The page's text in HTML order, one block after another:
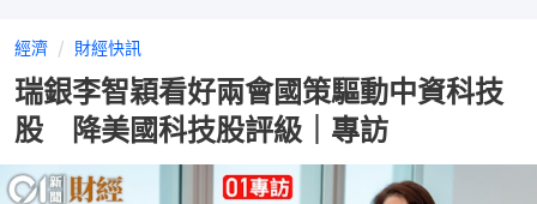
經濟 財經快訊
瑞銀李智穎看好兩會國策驅動中資科技
股 降美國科技股評級｜專訪